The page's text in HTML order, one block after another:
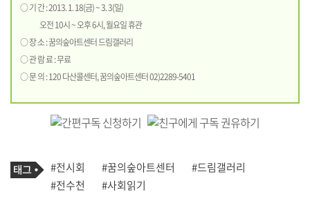
○ 기 간 : 2013. 1. 18(금) ~ 3. 3(일)
오전 10시 ~ 오후 6시, 월요일 휴관
○ 장 소 : 꿈의숲아트센터 드림갤러리
○ 관 람 료 : 무료
○ 문 의 : 120 다산콜센터, 꿈의숲아트센터 02)2289-5401
기
사
관
련
태
그
#전시회 #꿈의숲아트센터
#드림갤러리
#전수천
#사회읽기